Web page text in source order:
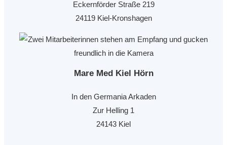
Eckernförder Straße 219
24119 Kiel-Kronshagen
Mare Med Kiel Hörn
In den Germania Arkaden
Zur Helling 1
24143 Kiel